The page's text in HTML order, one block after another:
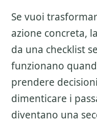
Se vuoi
azione concreta,
da una checklist
funzionano
prendere
dimenticare i
diventano una